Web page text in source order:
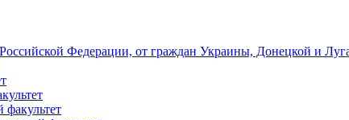
Федерации, от граждан Украины, Донецкой и